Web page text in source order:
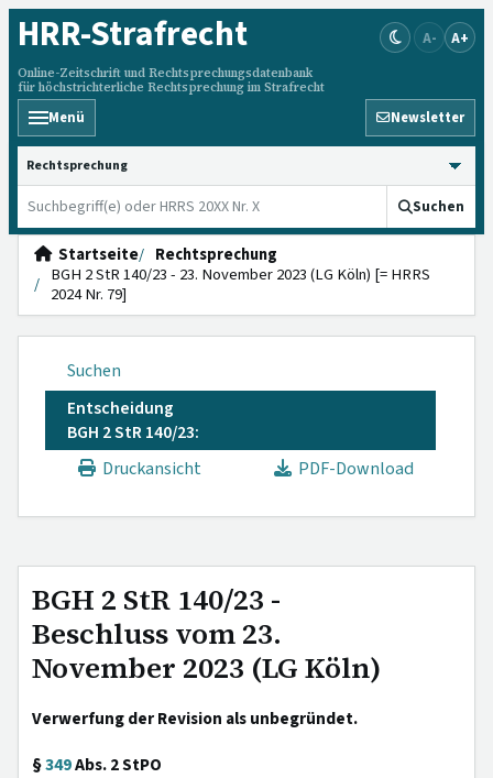
HRR-Strafrecht
Online-Zeitschrift und Rechtsprechungsdatenbank
für höchstrichterliche Rechtsprechung im Strafrecht
A- A+
Menü Newsletter
HRRS durchsuchen
Suchen
Startseite
Rechtsprechung
BGH 2 StR 140/23 - 23. November 2023 (LG Köln) [= HRRS
2024 Nr. 79]
Suchen
Entscheidung
BGH 2 StR 140/23:
Druckansicht
PDF-Download
BGH 2 StR 140/23 -
Beschluss vom 23.
November 2023 (LG Köln)
Verwerfung der Revision als unbegründet.
§349Abs. 2 StPO